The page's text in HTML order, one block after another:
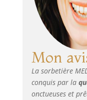
Mon
La sorbetière
conquis par la
onctueuses et